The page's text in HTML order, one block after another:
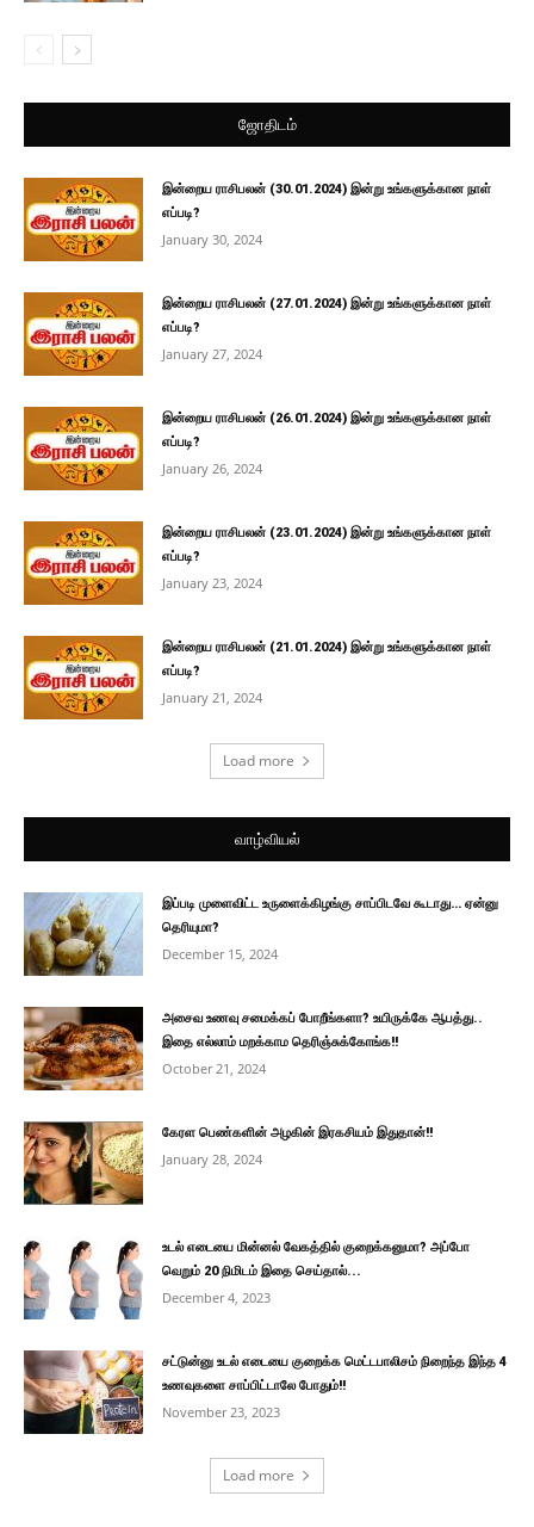
ஜோதிடம்
இன்றைய ராசிபலன் (30.01.2024) இன்று உங்களுக்கான நாள்
எப்படி?
January 30, 2024
இன்றைய ராசிபலன் (27.01.2024) இன்று உங்களுக்கான நாள்
எப்படி?
January 27, 2024
இன்றைய ராசிபலன் (26.01.2024) இன்று உங்களுக்கான நாள்
எப்படி?
January 26, 2024
இன்றைய ராசிபலன் (23.01.2024) இன்று உங்களுக்கான நாள்
எப்படி?
January 23, 2024
இன்றைய ராசிபலன் (21.01.2024) இன்று உங்களுக்கான நாள்
எப்படி?
January 21, 2024
Load more
வாழ்வியல்
இப்படி முளைவிட்ட உருளைக்கிழங்கு சாப்பிடவே கூடாது… ஏன்னு
தெரியுமா?
December 15, 2024
அசைவ உணவு சமைக்கப் போறீங்களா? உயிருக்கே ஆபத்து..
இதை எல்லாம் மறக்காம தெரிஞ்சுக்கோங்க!!
October 21, 2024
கேரள பெண்களின் அழகின் இரகசியம் இதுதான்!!
January 28, 2024
உடல் எடையை மின்னல் வேகத்தில் குறைக்கனுமா? அப்போ
வெறும் 20 நிமிடம் இதை செய்தால்...
December 4, 2023
சட்டுன்னு உடல் எடையை குறைக்க மெட்டபாலிசம் நிறைந்த இந்த 4
உணவுகளை சாப்பிட்டாலே போதும்!!
November 23, 2023
Load more